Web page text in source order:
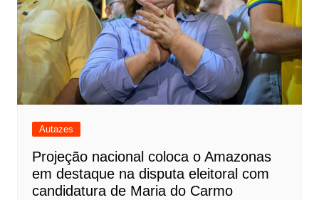
Autazes
Projeção nacional coloca o Amazonas
em destaque na disputa eleitoral com
candidatura de Maria do Carmo